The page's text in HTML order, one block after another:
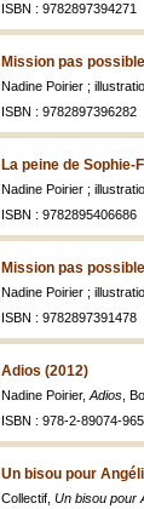
ISBN : 9782897394271
Mission pas
Nadine Poirier ;
ISBN : 9782897396282
La peine de Sophie-
Nadine Poirier ;
ISBN : 9782895406686
Mission pas
Nadine Poirier ;
ISBN : 9782897391478
Adios (2012)
Nadine Poirier, Adios ,
ISBN : 978-2-89074-
Un bisou pour
Collectif, Un bisou pour